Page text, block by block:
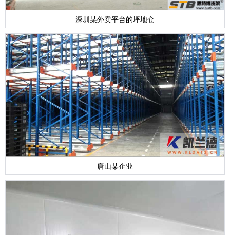
深圳某外卖平台的坪地仓
唐山某企业